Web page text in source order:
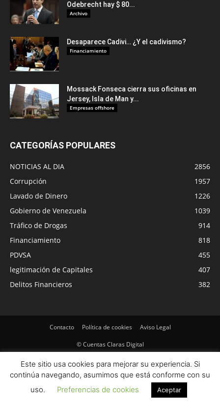
Odebrecht hay $ 80...
Archivo
Desaparece Cadivi… ¿Y el cadivismo?
Financiamiento
Mossack Fonseca cierra sus oficinas en
Jersey, Isla de Man y...
Empresas offshore
CATEGORÍAS POPULARES
NOTICIAS AL DIA
2856
Corrupción
1957
Lavado de Dinero
1226
Gobierno de Venezuela
1039
Tráfico de Drogas
914
Financiamiento
818
PDVSA
455
legitimación de Capitales
407
Delitos Financieros
382
Contacto Política de cookies Aviso Legal
© Cuentas Claras Digital
Este sitio usa cookies para mejorar su experiencia. Si
continúa navegando, asumimos que está conforme con su
uso.
Preferencias de cookies Aceptar